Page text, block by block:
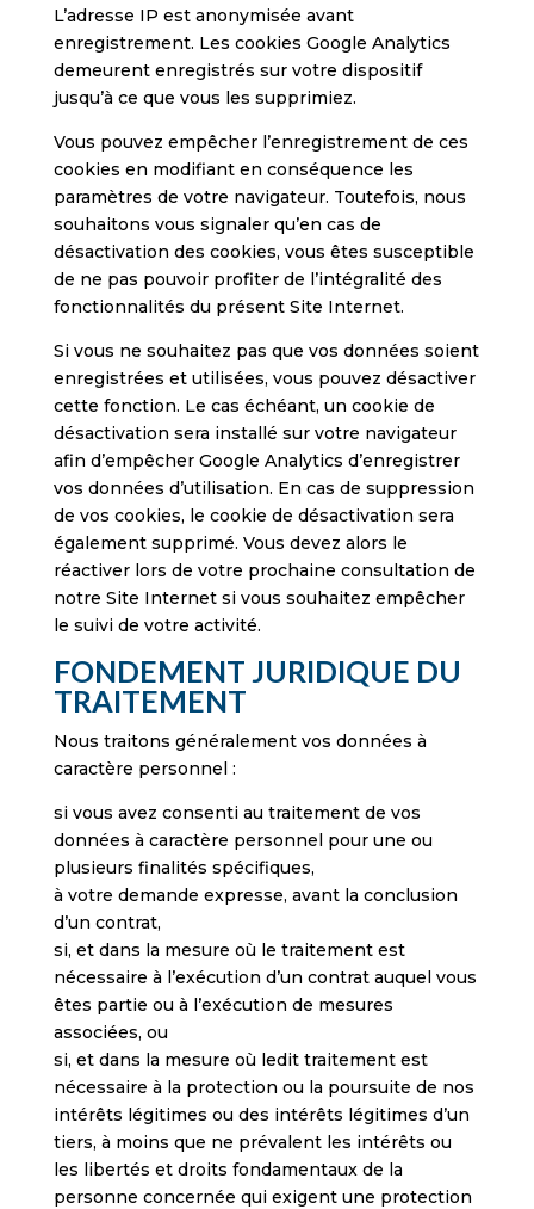
L’adresse IP est anonymisée avant
enregistrement. Les cookies Google Analytics
demeurent enregistrés sur votre dispositif
jusqu’à ce que vous les supprimiez.
Vous pouvez empêcher l’enregistrement de ces
cookies en modifiant en conséquence les
paramètres de votre navigateur. Toutefois, nous
souhaitons vous signaler qu’en cas de
désactivation des cookies, vous êtes susceptible
de ne pas pouvoir profiter de l’intégralité des
fonctionnalités du présent Site Internet.
Si vous ne souhaitez pas que vos données soient
enregistrées et utilisées, vous pouvez désactiver
cette fonction. Le cas échéant, un cookie de
désactivation sera installé sur votre navigateur
afin d’empêcher Google Analytics d’enregistrer
vos données d’utilisation. En cas de suppression
de vos cookies, le cookie de désactivation sera
également supprimé. Vous devez alors le
réactiver lors de votre prochaine consultation de
notre Site Internet si vous souhaitez empêcher
le suivi de votre activité.
FONDEMENT JURIDIQUE DU
TRAITEMENT
Nous traitons généralement vos données à
caractère personnel :
si vous avez consenti au traitement de vos
données à caractère personnel pour une ou
plusieurs finalités spécifiques,
à votre demande expresse, avant la conclusion
d’un contrat,
si, et dans la mesure où le traitement est
nécessaire à l’exécution d’un contrat auquel vous
êtes partie ou à l’exécution de mesures
associées, ou
si, et dans la mesure où ledit traitement est
nécessaire à la protection ou la poursuite de nos
intérêts légitimes ou des intérêts légitimes d’un
tiers, à moins que ne prévalent les intérêts ou
les libertés et droits fondamentaux de la
personne concernée qui exigent une protection